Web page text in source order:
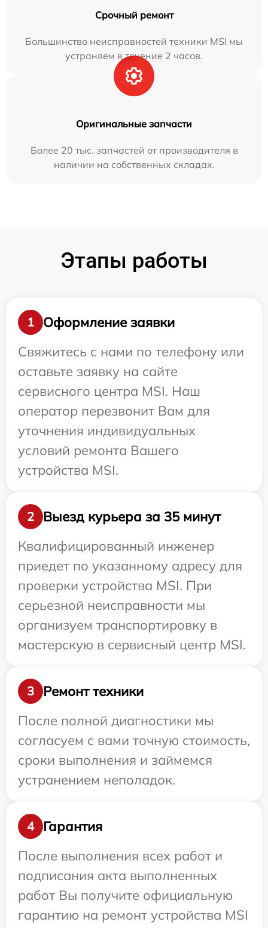
Срочный ремонт
Большинство неисправностей техники MSI мы
устраняем в течение 2 часов.
Оригинальные запчасти
Более 20 тыс. запчастей от производителя в
наличии на собственных складах.
Этапы работы
1
Оформление заявки
Свяжитесь с нами по телефону или
оставьте заявку на сайте
сервисного центра MSI. Наш
оператор перезвонит Вам для
уточнения индивидуальных
условий ремонта Вашего
устройства MSI.
2
Выезд курьера за 35 минут
Квалифицированный инженер
приедет по указанному адресу для
проверки устройства MSI. При
серьезной неисправности мы
организуем транспортировку в
мастерскую в сервисный центр MSI.
3
Ремонт техники
После полной диагностики мы
согласуем с вами точную стоимость,
сроки выполнения и займемся
устранением неполадок.
4
Гарантия
После выполнения всех работ и
подписания акта выполненных
работ Вы получите официальную
гарантию на ремонт устройства MSI